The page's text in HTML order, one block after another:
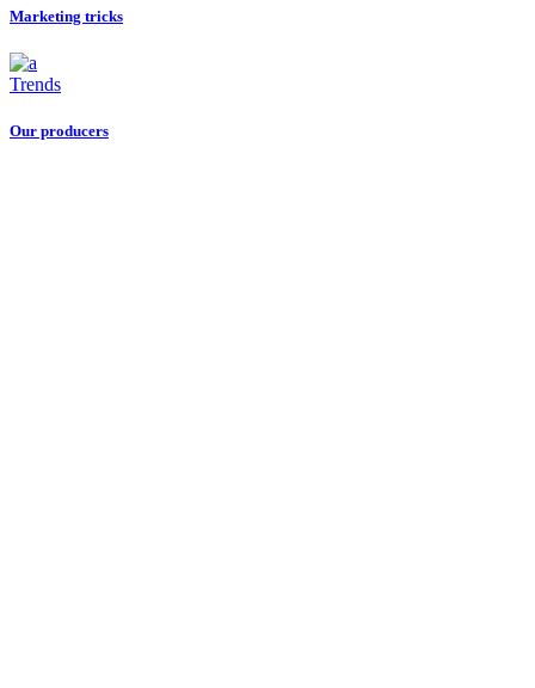
Marketing tricks
Trends
Our producers